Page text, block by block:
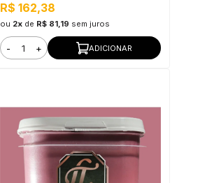
R$ 162,38
ou 2xde R$ 81,19 sem juros
- + ADICIONAR